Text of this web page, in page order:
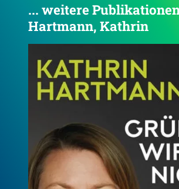
... weitere
Hartmann, Kathrin